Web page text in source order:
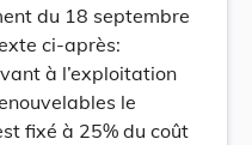
du 18 septembre
ci-après:
à l’exploitation
le
fixé à 25% du coût